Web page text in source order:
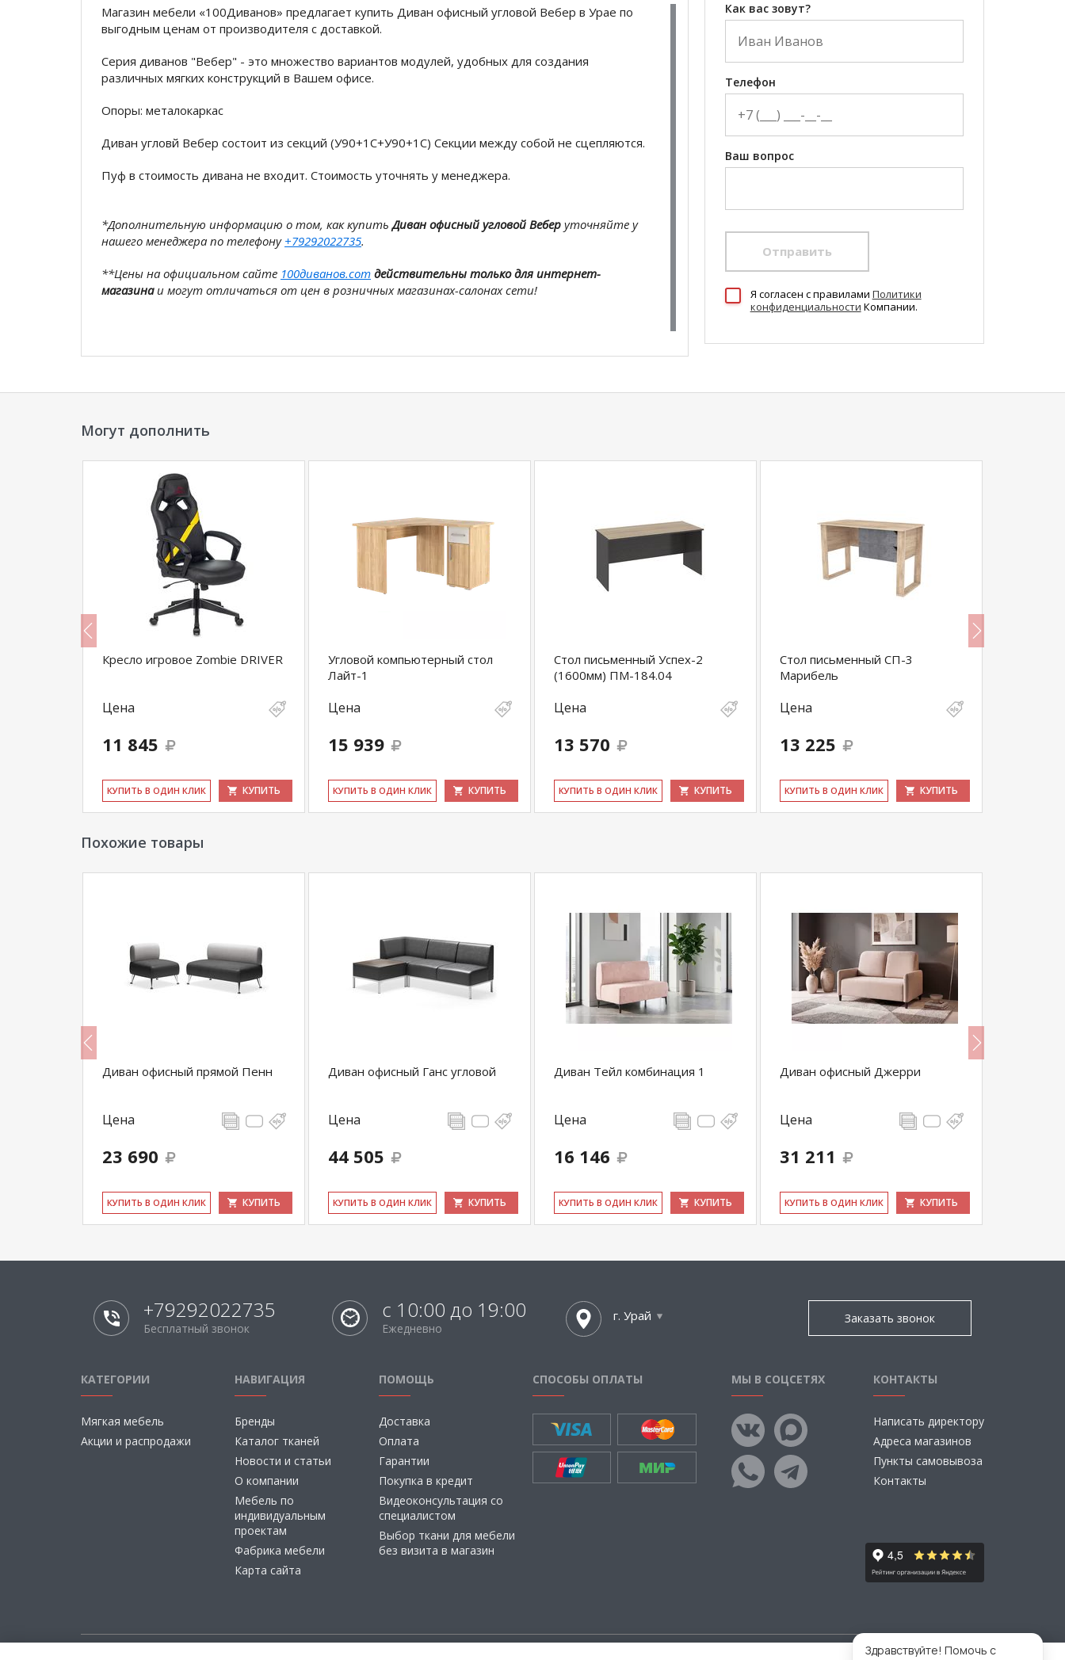
Магазин мебели «100Диванов» предлагает купить Диван офисный угловой Вебер в Урае по
выгодным ценам от производителя с доставкой.
Серия диванов "Вебер" - это множество вариантов модулей, удобных для создания
различных мягких конструкций в Вашем офисе.
Опоры: металокаркас
Диван угловй Вебер состоит из секций (У90+1С+У90+1С) Секции между собой не сцепляются.
Пуф в стоимость дивана не входит. Стоимость уточнять у менеджера.
*Дополнительную информацию о том, как купитьДиван офисный угловой Вебер уточняйте у
нашего менеджера по телефону +79292022735.
**Цены на официальном сайте 100диванов.com действительны только для интернет-
магазинаи могут отличаться от цен в розничных магазинах-салонах сети!
Как вас зовут?
Телефон
Ваш вопрос
Отправить
Я согласен c правилами Политики
конфиденциальности Компании.
Могут дополнить
Кресло игровое Zombie DRIVER
Цена
11 845
КУ­ПИТЬ В ОДИН КЛИК КУПИТЬ
Угловой компьютерный стол
Лайт-1
Цена
15 939
КУ­ПИТЬ В ОДИН КЛИК КУПИТЬ
Стол письменный Успех-2
(1600мм) ПМ-184.04
Цена
13 570
КУ­ПИТЬ В ОДИН КЛИК КУПИТЬ
Стол письменный СП-3
Марибель
Цена
13 225
КУ­ПИТЬ В ОДИН КЛИК КУПИТЬ
Похожие товары
Диван офисный прямой Пенн
Цена
23 690
КУ­ПИТЬ В ОДИН КЛИК КУПИТЬ
Диван офисный Ганс угловой
Цена
44 505
КУ­ПИТЬ В ОДИН КЛИК КУПИТЬ
Диван Тейл комбинация 1
Цена
16 146
КУ­ПИТЬ В ОДИН КЛИК КУПИТЬ
Диван офисный Джерри
Цена
31 211
КУ­ПИТЬ В ОДИН КЛИК КУПИТЬ
+79292022735
Бесплатный звонок
с 10:00 до 19:00
Ежедневно
г. Урай Заказать звонок
КАТЕГОРИИ
Мягкая мебель
Акции и распродажи
НАВИГАЦИЯ
Бренды
Каталог тканей
Новости и статьи
О компании
Мебель по
индивидуальным
проектам
Фабрика мебели
Карта сайта
ПОМОЩЬ
Доставка
Оплата
Гарантии
Покупка в кредит
Видеоконсультация со
специалистом
Выбор ткани для мебели
без визита в магазин
СПОСОБЫ ОПЛАТЫ МЫ В СОЦСЕТЯХ КОНТАКТЫ
Написать директору
Адреса магазинов
Пункты самовывоза
Контакты
Здравствуйте! Помочь с